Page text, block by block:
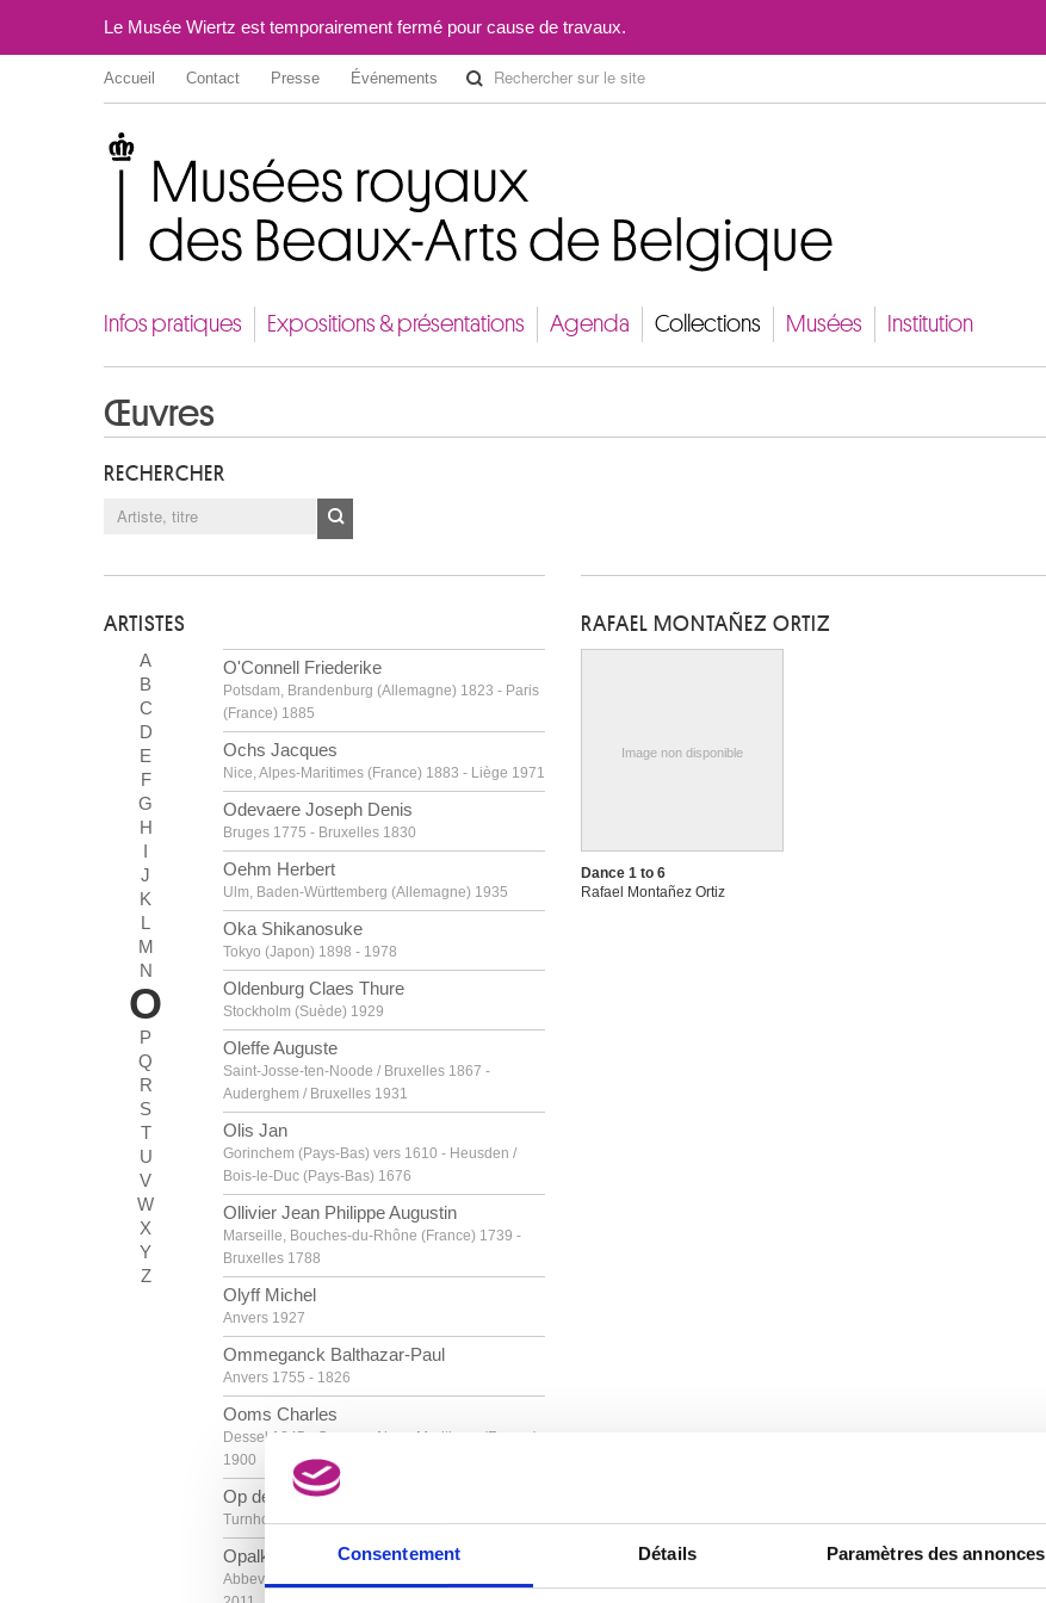
Consentement Détails Paramètres des annonces
Le Musée Wiertz est temporairement fermé pour cause de travaux.
Accueil Contact Presse Événements
Infos pratiques Expositions & présentations Agenda Collections Musées Institution
Œuvres
RECHERCHER
ARTISTES
A
B
C
D
E
F
G
H
I
J
K
L
M
N
O
P
Q
R
S
T
U
V
W
X
Y
Z
O'Connell Friederike
Potsdam, Brandenburg (Allemagne) 1823 - Paris
(France) 1885
Ochs Jacques
Nice, Alpes-Maritimes (France) 1883 - Liège 1971
Odevaere Joseph Denis
Bruges 1775 - Bruxelles 1830
Oehm Herbert
Ulm, Baden-Württemberg (Allemagne) 1935
Oka Shikanosuke
Tokyo (Japon) 1898 - 1978
Oldenburg Claes Thure
Stockholm (Suède) 1929
Oleffe Auguste
Saint-Josse-ten-Noode / Bruxelles 1867 -
Auderghem / Bruxelles 1931
Olis Jan
Gorinchem (Pays-Bas) vers 1610 - Heusden /
Bois-le-Duc (Pays-Bas) 1676
Ollivier Jean Philippe Augustin
Marseille, Bouches-du-Rhône (France) 1739 -
Bruxelles 1788
Olyff Michel
Anvers 1927
Ommeganck Balthazar-Paul
Anvers 1755 - 1826
Ooms Charles
Dessel 1845 - Cannes, Alpes-Maritimes (France)
1900
Op de Beeck Hans
Turnhout 1969
Opalka Roman
Abbeville, Somme (France) 1931 - Rome (Italie)
RAFAEL MONTAÑEZ ORTIZ
Image non disponible
Dance 1 to 6
Rafael Montañez Ortiz